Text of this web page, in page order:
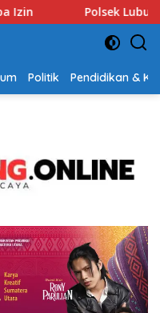
Beserta 74
Politik Pendidikan &